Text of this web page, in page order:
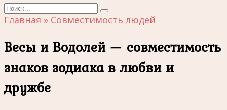
Search
for:
Главная » Совместимость людей
Весы и Водолей — совместимость
знаков зодиака в любви и
дружбе